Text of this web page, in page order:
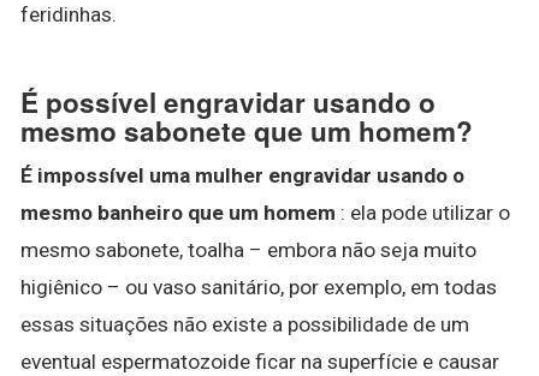
feridinhas.
É possível engravidar usando o
mesmo sabonete que um homem?
É impossível uma mulher engravidar usando o
mesmo banheiro que um homem : ela pode utilizar o
mesmo sabonete, toalha – embora não seja muito
higiênico – ou vaso sanitário, por exemplo, em todas
essas situações não existe a possibilidade de um
eventual espermatozoide ficar na superfície e causar